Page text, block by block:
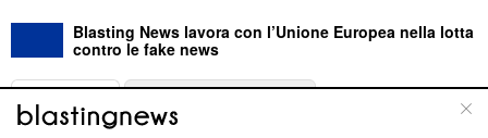
Blasting News lavora con l’Unione Europea nella lotta
contro le fake news
ABOUT